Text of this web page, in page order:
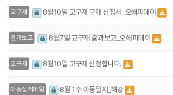
교구재 8월10일 교구재 구매 신청서_오해피데이
결과보고 8월7일 교구재 결과보고_오해피데이
교구재 8월10일 교구재 신청합니다.
아동실적파일 8월 1주 아동일지_해강